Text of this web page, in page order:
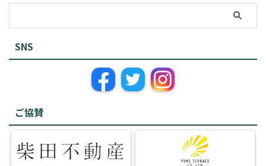
SNS
ご協賛